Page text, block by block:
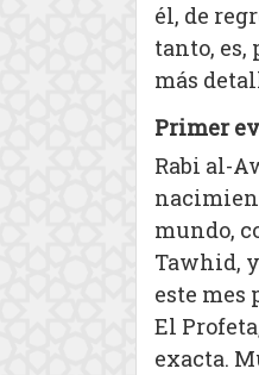
él, de
tanto, es,
más
Primer
Rabi al-
mundo,
Tawhid,
este
El
exacta.